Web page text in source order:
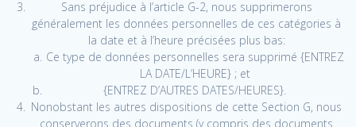
Sans préjudice à l’article G-2, nous supprimerons
généralement les données personnelles de ces catégories à
la date et à l’heure précisées plus bas:
Ce type de données personnelles sera supprimé {ENTREZ
LA DATE/L’HEURE} ; et
{ENTREZ D’AUTRES DATES/HEURES}.
Nonobstant les autres dispositions de cette Section G, nous
conserverons des documents (y compris des documents